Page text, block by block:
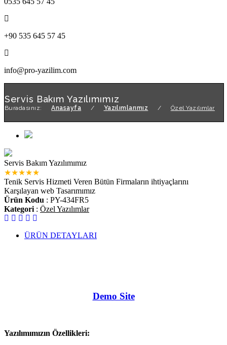
+90 535 645 57 45
info@pro-yazilim.com
Servis Bakım Yazılımımız
Buradasınız: Anasayfa / Yazılımlarımız / Özel Yazılımlar
Servis Bakım Yazılımımız
★★★★★
Tenik Servis Hizmeti Veren Bütün Firmaların ihtiyaçlarını
Karşılayan web Tasarımımız
Ürün Kodu : PY-434FR5
Kategori: Özel Yazılımlar
ÜRÜN DETAYLARI
Demo Site
Yazılımımızın Özellikleri: